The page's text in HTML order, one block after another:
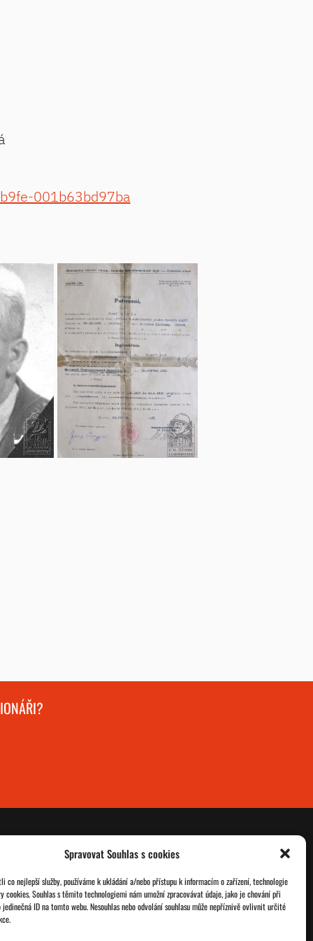
Spravovat Souhlas s cookies
co nejlepší služby, používáme k ukládání a/nebo přístupu k informacím o zařízení, technologie
cookies. Souhlas s těmito technologiemi nám umožní zpracovávat údaje, jako je chování při
jedinečná ID na tomto webu. Nesouhlas nebo odvolání souhlasu může nepříznivě ovlivnit určité
001b63bd97ba
O nás
Jednoty ČSOL
Databáze legionářů
Pro členy